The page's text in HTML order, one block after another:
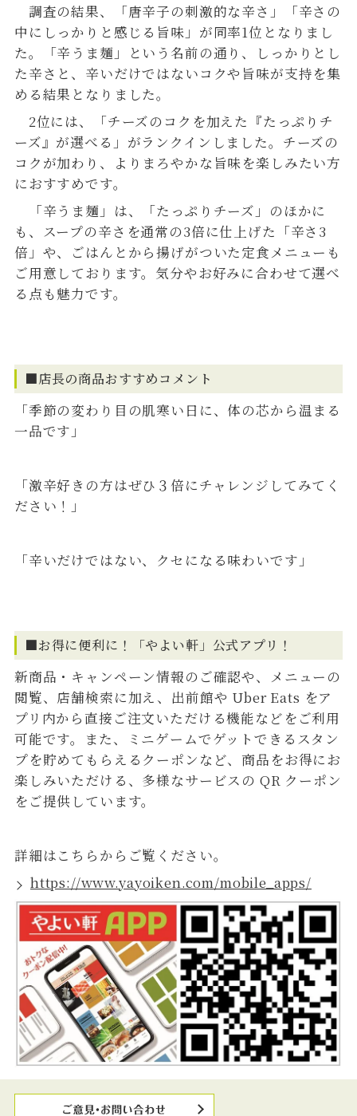
調査の結果、「唐辛子の刺激的な辛さ」「辛さの
中にしっかりと感じる旨味」が同率1位となりまし
た。「辛うま麺」という名前の通り、しっかりとし
た辛さと、辛いだけではないコクや旨味が支持を集
める結果となりました。
2位には、「チーズのコクを加えた『たっぷりチ
ーズ』が選べる」がランクインしました。チーズの
コクが加わり、よりまろやかな旨味を楽しみたい方
におすすめです。
「辛うま麺」は、「たっぷりチーズ」のほかに
も、スープの辛さを通常の3倍に仕上げた「辛さ3
倍」や、ごはんとから揚げがついた定食メニューも
ご用意しております。気分やお好みに合わせて選べ
る点も魅力です。
■店長の商品おすすめコメント
「季節の変わり目の肌寒い日に、体の芯から温まる
一品です」
「激辛好きの方はぜひ３倍にチャレンジしてみてく
ださい！」
「辛いだけではない、クセになる味わいです」
■お得に便利に！「やよい軒」公式アプリ！
新商品・キャンペーン情報のご確認や、メニューの
閲覧、店舗検索に加え、出前館や Uber Eats をア
プリ内から直接ご注文いただける機能などをご利用
可能です。また、ミニゲームでゲットできるスタン
プを貯めてもらえるクーポンなど、商品をお得にお
楽しみいただける、多様なサービスの QR クーポン
をご提供しています。
詳細はこちらからご覧ください。
https://www.yayoiken.com/mobile_apps/